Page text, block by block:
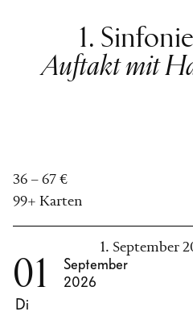
1.
Auftakt mit
36 – 67 €
99+ Karten
1. September
01
Di
September
2026